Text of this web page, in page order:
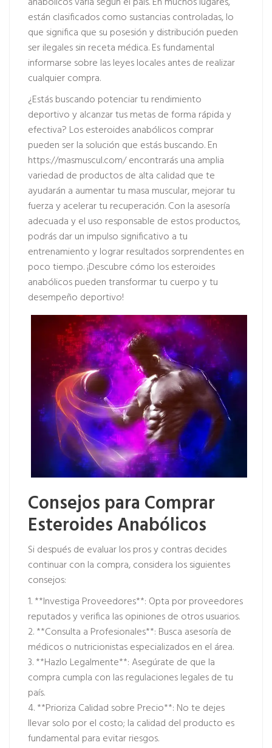
están clasificados como sustancias controladas, lo
que significa que su posesión y distribución pueden
ser ilegales sin receta médica. Es fundamental
informarse sobre las leyes locales antes de realizar
cualquier compra.
¿Estás buscando potenciar tu rendimiento
deportivo y alcanzar tus metas de forma rápida y
efectiva? Los esteroides anabólicos comprar
pueden ser la solución que estás buscando. En
https://masmuscul.com/encontrarás una amplia
variedad de productos de alta calidad que te
ayudarán a aumentar tu masa muscular, mejorar tu
fuerza y acelerar tu recuperación. Con la asesoría
adecuada y el uso responsable de estos productos,
podrás dar un impulso significativo a tu
entrenamiento y lograr resultados sorprendentes en
poco tiempo. ¡Descubre cómo los esteroides
anabólicos pueden transformar tu cuerpo y tu
desempeño deportivo!
Consejos para Comprar
Esteroides Anabólicos
Si después de evaluar los pros y contras decides
continuar con la compra, considera los siguientes
consejos:
1. **Investiga Proveedores**: Opta por proveedores
reputados y verifica las opiniones de otros usuarios.
2. **Consulta a Profesionales**: Busca asesoría de
médicos o nutricionistas especializados en el área.
3. **Hazlo Legalmente**: Asegúrate de que la
compra cumpla con las regulaciones legales de tu
país.
4. **Prioriza Calidad sobre Precio**: No te dejes
llevar solo por el costo; la calidad del producto es
fundamental para evitar riesgos.